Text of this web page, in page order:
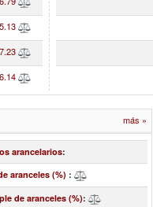
más »
arancelarios:
aranceles (%) :
de aranceles (%):